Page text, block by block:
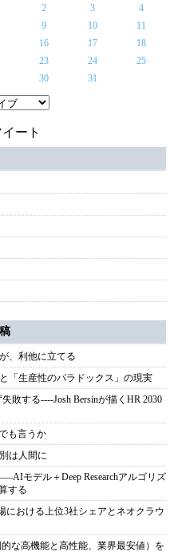
2 3
4
9 10
11
16 17
18
23 24
25
30 31
ート
、利他に立てる
「生産性のパラドックス」の現実
敗する----Josh Bersinが描くHR 2030
も言うか
は人間に
モデル＋Deep Researchアルゴリズ
する
における上位3社シェアとネオクラウ
な高機能と高性能、業界最安値）を